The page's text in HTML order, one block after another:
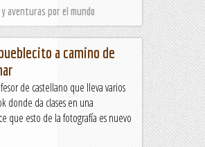
aventuras por el mundo
a camino de
de castellano que lleva varios
donde da clases en una
que esto de la fotografía es nuevo